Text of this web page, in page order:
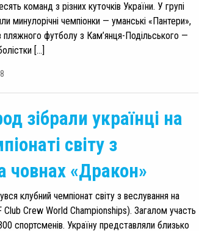
команд з різних куточків України. У групі
минулорічні чемпіонки — уманські «Пантери»,
з пляжного футболу з Кам’янця-Подільського —
[…]
зібрали українці на
світу з
човнах «Дракон»
клубний чемпіонат світу з веслування на
Crew World Championships). Загалом участь
спортсменів. Україну представляли близько